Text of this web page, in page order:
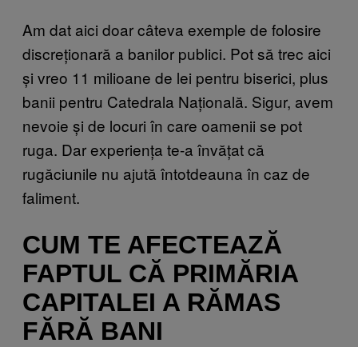
Am dat aici doar câteva exemple de folosire
discreționară a banilor publici. Pot să trec aici
și vreo 11 milioane de lei pentru biserici, plus
banii pentru Catedrala Națională. Sigur, avem
nevoie și de locuri în care oamenii se pot
ruga. Dar experiența te-a învățat că
rugăciunile nu ajută întotdeauna în caz de
faliment.
CUM TE AFECTEAZĂ
FAPTUL CĂ PRIMĂRIA
CAPITALEI A RĂMAS
FĂRĂ BANI